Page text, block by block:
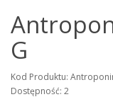
G
Kod Produktu:
Dostępność: 2